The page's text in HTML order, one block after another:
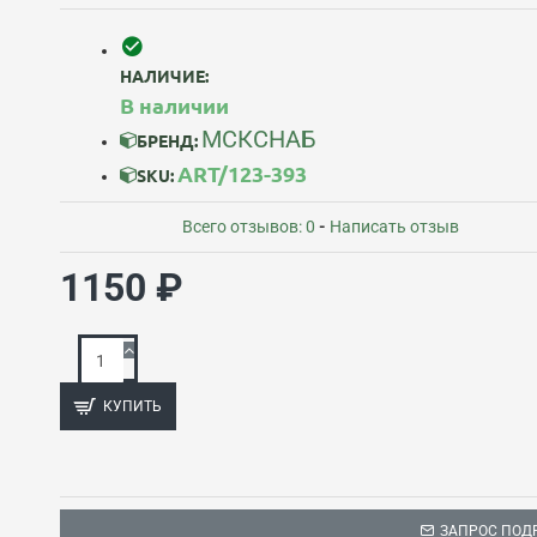
НАЛИЧИЕ:
В наличии
БРЕНД: МСКСНАБ
SKU:ART/123-393
Всего отзывов: 0 - Написать отзыв
1150 ₽
КУПИТЬ
ЗАПРОС